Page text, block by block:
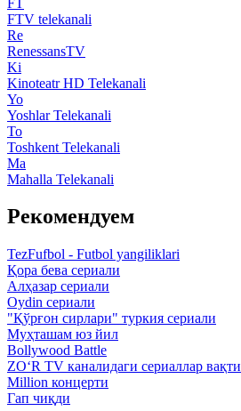
FTV telekanali
Re
RenessansTV
Ki
Kinoteatr HD Telekanali
Yo
Yoshlar Telekanali
To
Toshkent Telekanali
Ma
Mahalla Telekanali
Рекомендуем
TezFufbol - Futbol yangiliklari
Қора бева сериали
Алҳазар сериали
Oydin сериали
"Қўрғон сирлари" туркия сериали
Муҳташам юз йил
Bollywood Battle
ZO‘R TV каналидаги сериаллар вақти
Million концерти
Гап чиқди